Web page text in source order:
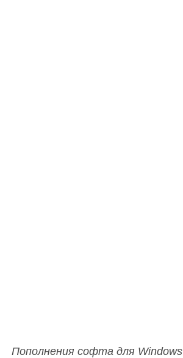
Пополнения софта для Windows